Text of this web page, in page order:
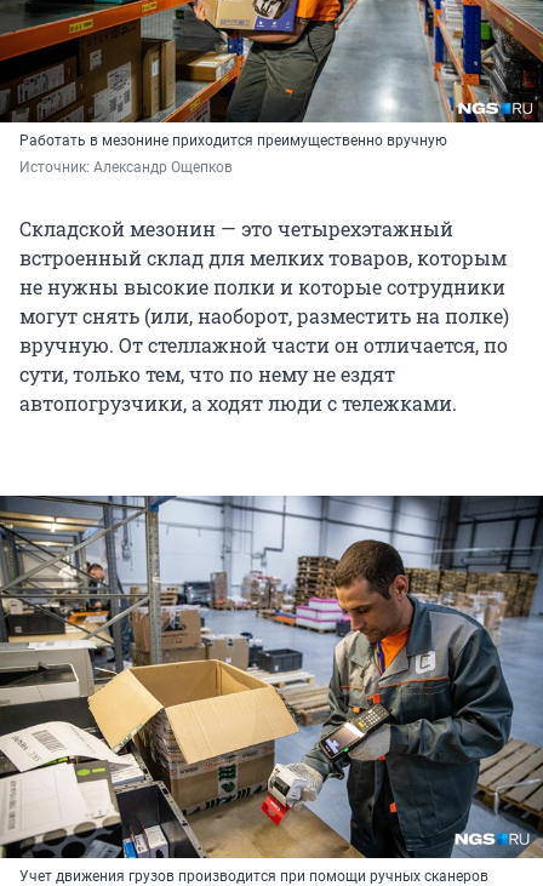
Работать в мезонине приходится преимущественно вручную
Источник: Александр Ощепков
Складской мезонин — это четырехэтажный
встроенный склад для мелких товаров, которым
не нужны высокие полки и которые сотрудники
могут снять (или, наоборот, разместить на полке)
вручную. От стеллажной части он отличается, по
сути, только тем, что по нему не ездят
автопогрузчики, а ходят люди с тележками.
Учет движения грузов производится при помощи ручных сканеров